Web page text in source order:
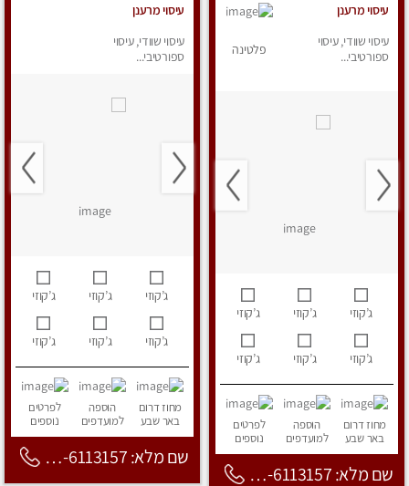
עיסוי מרענן
עיסוי שוודי, עיסוי
ספורטיבי...
פלטינה
ג’קוזי ג’קוזי ג’קוזי
ג’קוזי ג’קוזי ג’קוזי
מחוז דרום
באר שבע
הוספה
למועדפים
לפרטים
נוספים
שם מלא: 053-6113157
עיסוי מרענן
עיסוי שוודי, עיסוי
ספורטיבי...
ג’קוזי ג’קוזי ג’קוזי
ג’קוזי ג’קוזי ג’קוזי
מחוז דרום
באר שבע
הוספה
למועדפים
לפרטים
נוספים
שם מלא: 053-6113157